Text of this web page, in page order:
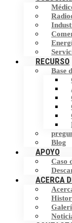
Interruptor de
Almacenamiento
Filtro armónico
Dispositivo de
potencia (PFC)
Eliminador de
Dispositivo de
sobretensiones
RECURSO
Base
Blog
APOYO
Caso
ACERCA